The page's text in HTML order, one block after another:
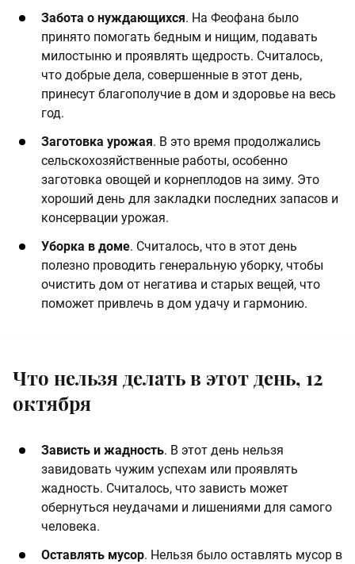
Забота о нуждающихся. На Феофана было
принято помогать бедным и нищим, подавать
милостыню и проявлять щедрость. Считалось,
что добрые дела, совершенные в этот день,
принесут благополучие в дом и здоровье на весь
год.
Заготовка урожая. В это время продолжались
сельскохозяйственные работы, особенно
заготовка овощей и корнеплодов на зиму. Это
хороший день для закладки последних запасов и
консервации урожая.
Уборка в доме. Считалось, что в этот день
полезно проводить генеральную уборку, чтобы
очистить дом от негатива и старых вещей, что
поможет привлечь в дом удачу и гармонию.
Что нельзя делать в этот день, 12
октября
Зависть и жадность. В этот день нельзя
завидовать чужим успехам или проявлять
жадность. Считалось, что зависть может
обернуться неудачами и лишениями для самого
человека.
Оставлять мусор. Нельзя было оставлять мусор в